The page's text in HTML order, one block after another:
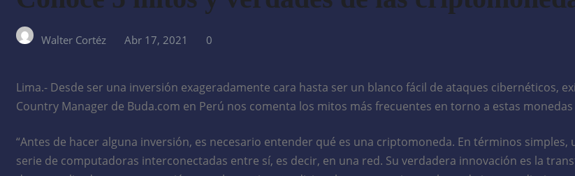
Walter Cortéz Abr 17, 2021 0
Lima.- Desde ser una inversión exageradamente cara hasta ser un blanco fácil de ataques cibernéticos,
Country Manager de Buda.com en Perú nos comenta los mitos más frecuentes en torno a estas
“Antes de hacer alguna inversión, es necesario entender qué es una criptomoneda. En términos
serie de computadoras interconectadas entre sí, es decir, en una red. Su verdadera innovación es la